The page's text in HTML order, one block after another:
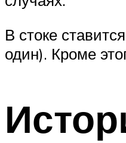
В стоке
один). Кроме